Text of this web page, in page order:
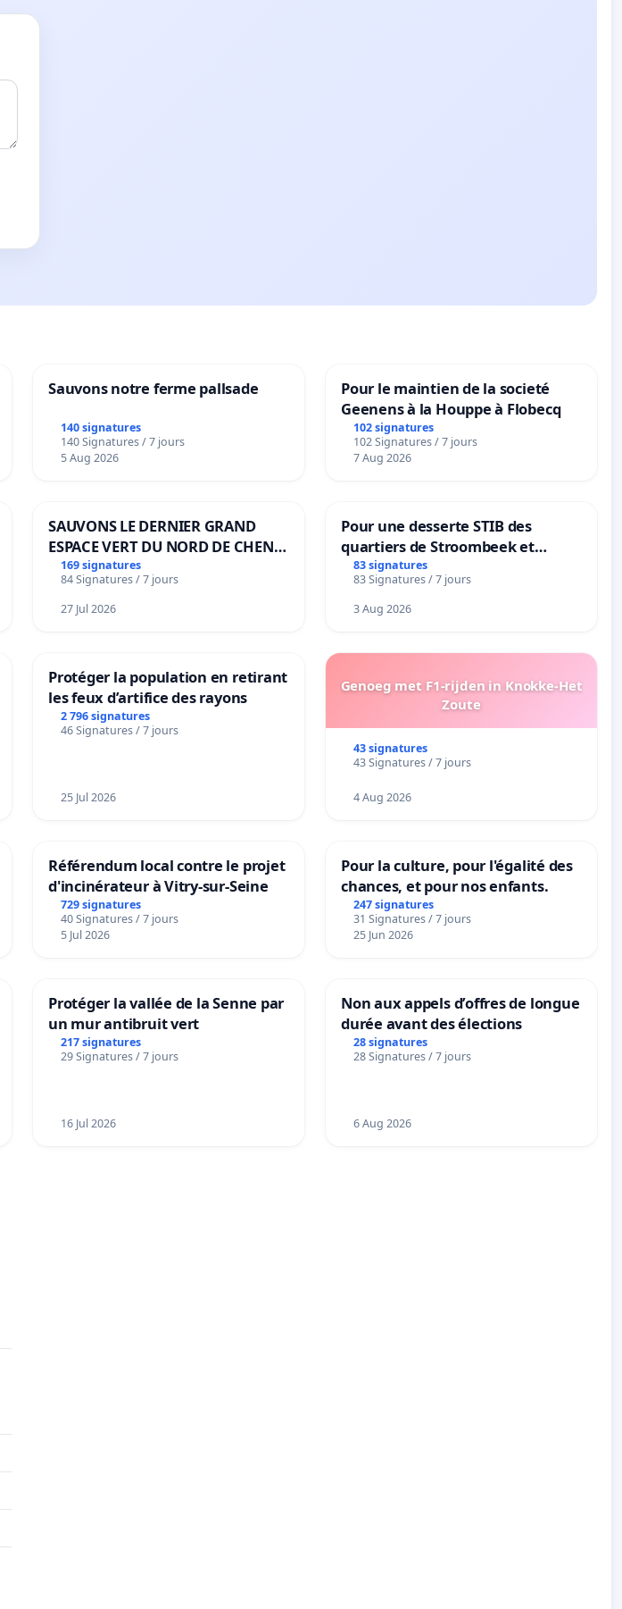
Sauvons notre ferme pallsade
140 signatures
140 Signatures / 7 jours
5 Aug 2026
Pour le maintien de la societé
Geenens à la Houppe à Flobecq
102 signatures
102 Signatures / 7 jours
7 Aug 2026
SAUVONS LE DERNIER GRAND
ESPACE VERT DU NORD DE CHENE-
BOUGERIES
169 signatures
84 Signatures / 7 jours
27 Jul 2026
Pour une desserte STIB des
quartiers de Stroombeek et
Beauval - Voor een MIVB-
bediening van de wijken
Strombeek en Het Voor
83 signatures
83 Signatures / 7 jours
3 Aug 2026
Protéger la population en retirant
les feux d’artifice des rayons
2 796 signatures
46 Signatures / 7 jours
25 Jul 2026
Genoeg met F1-rijden in Knokke-Het
Zoute
43 signatures
43 Signatures / 7 jours
4 Aug 2026
Référendum local contre le projet
d'incinérateur à Vitry-sur-Seine
729 signatures
40 Signatures / 7 jours
5 Jul 2026
Pour la culture, pour l'égalité des
chances, et pour nos enfants.
247 signatures
31 Signatures / 7 jours
25 Jun 2026
Protéger la vallée de la Senne par
un mur antibruit vert
217 signatures
29 Signatures / 7 jours
16 Jul 2026
Non aux appels d’offres de longue
durée avant des élections
28 signatures
28 Signatures / 7 jours
6 Aug 2026